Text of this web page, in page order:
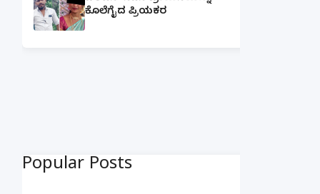
ಕೊಲೆಗೈದ ಪ್ರಿಯಕರ
Popular Posts